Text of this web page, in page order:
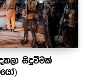
සිදුවීමක්